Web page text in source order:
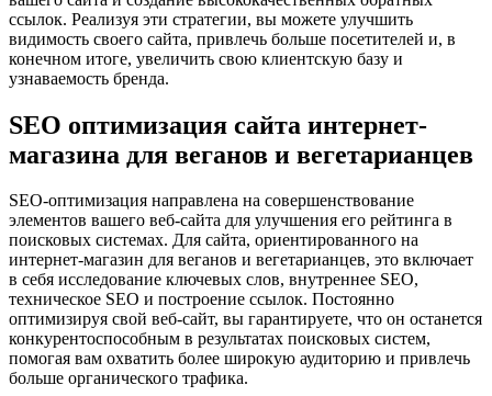
ссылок. Реализуя эти стратегии, вы можете улучшить
видимость своего сайта, привлечь больше посетителей и, в
конечном итоге, увеличить свою клиентскую базу и
узнаваемость бренда.
SEO оптимизация сайта интернет-
магазина для веганов и вегетарианцев
SEO-оптимизация направлена ​​на совершенствование
элементов вашего веб-сайта для улучшения его рейтинга в
поисковых системах. Для сайта, ориентированного на
интернет-магазин для веганов и вегетарианцев, это включает
в себя исследование ключевых слов, внутреннее SEO,
техническое SEO и построение ссылок. Постоянно
оптимизируя свой веб-сайт, вы гарантируете, что он останется
конкурентоспособным в результатах поисковых систем,
помогая вам охватить более широкую аудиторию и привлечь
больше органического трафика.